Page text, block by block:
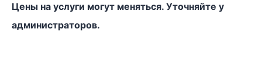
Цены на услуги могут меняться. Уточняйте у
администраторов.